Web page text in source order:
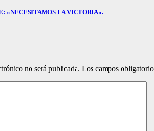
«NECESITAMOS LA VICTORIA».
no será publicada. Los campos